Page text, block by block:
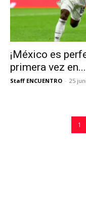
¡México es
primera vez en...
Staff ENCUENTRO - 25
1